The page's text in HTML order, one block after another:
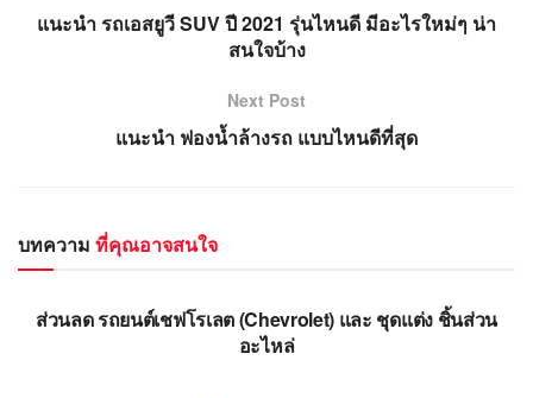
แนะนำ รถเอสยูวี SUV ปี 2021 รุ่นไหนดี มีอะไรใหม่ๆ น่า
สนใจบ้าง
Next Post
แนะนำ ฟองน้ำล้างรถ แบบไหนดีที่สุด
บทความ ที่คุณอาจสนใจ
ยานยนต์และอุปกรณ์
ส่วนลด รถยนต์เชฟโรเลต (Chevrolet) และ ชุดแต่ง ชิ้นส่วน
อะไหล่